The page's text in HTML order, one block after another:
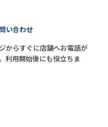
い合わせ
からすぐに店舗へお電話が
利用開始後にも役立ちま